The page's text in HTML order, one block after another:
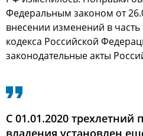
Федеральным законом от
внесении изменений в
кодекса Российской
законодательные акты
С 01.01.2020 трехлетний